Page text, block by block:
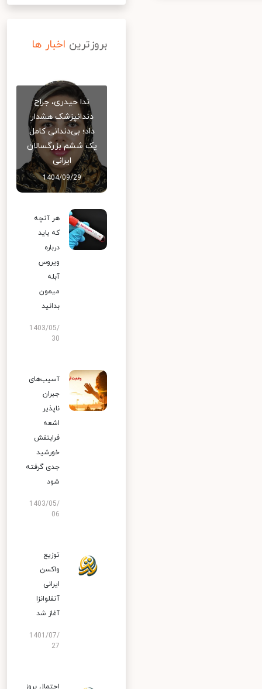
بروزترین اخبار ها
ندا حیدری، جراح
دندانپزشک هشدار
داد؛ بی‌دندانی کامل
یک ششم بزرگسالان
ایرانی
1404/09/29
هر آنچه
که باید
درباره
ویروس
آبله
میمون
بدانید
1403/05/
30
آسیب‌های
جبران
ناپذیر
اشعه
فرابنفش
خورشید
جدی گرفته
شود
1403/05/
06
توزیع
واکسن
ایرانی
آنفلوانزا
آغاز شد
1401/07/
27
احتمال بروز